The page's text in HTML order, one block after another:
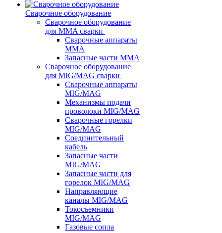
Сварочное оборудование
Сварочное оборудование
для MMA сварки
Сварочные аппараты
MMA
Запасные части MMA
Сварочное оборудование
для MIG/MAG сварки
Сварочные аппараты
MIG/MAG
Механизмы подачи
проволоки MIG/MAG
Сварочные горелки
MIG/MAG
Соединительный
кабель
Запасные части
MIG/MAG
Запасные части для
горелок MIG/MAG
Направляющие
каналы MIG/MAG
Токосъемники
MIG/MAG
Газовые сопла